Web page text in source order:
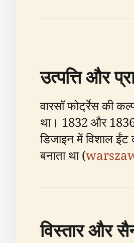
उत्पत्ति और
वारसॉ फोर्ट्रेस की
था। 1832 और 1836
डिजाइन में विशाल
बनाता था (
विस्तार और